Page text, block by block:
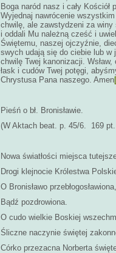
Boga naród nasz i cały
Wyjednaj nawrócenie
chwilę, ale zawstydzeni za
i oddali Mu należną cześć i
Świętemu, naszej ojczyźnie,
swych udają się do ciebie lub
chwilę Twej kanonizacji.
łask i cudów Twej potęgi,
Chrystusa Pana naszego. Amen
Pieśń o bł. Bronisławie.
(W Aktach beat. p. 45/6. 169
Nowa światłości miejsca
Drogi klejnocie Królestwa
O Bronisławo przebłogosławiona,
Bądź pozdrowiona.
O cudo wielkie Boskiej
Śliczne naczynie świętej
Córko przezacna Norberta